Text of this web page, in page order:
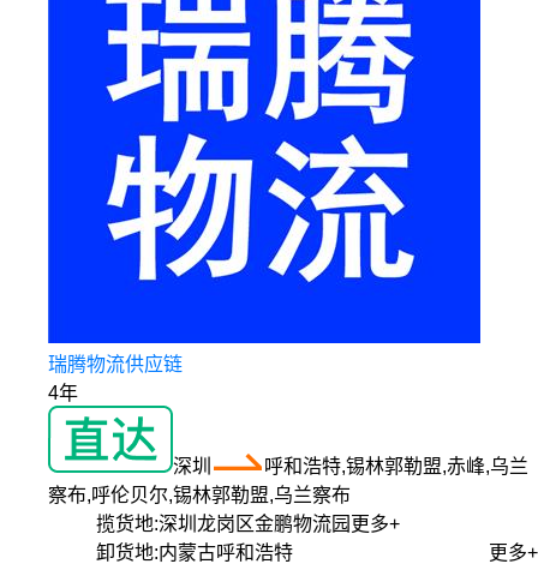
瑞腾物流供应链
4年
深圳
呼和浩特,锡林郭勒盟,赤峰,乌兰
察布,呼伦贝尔,锡林郭勒盟,乌兰察布
揽货地:深圳龙岗区金鹏物流园 更多+
卸货地:内蒙古呼和浩特 更多+